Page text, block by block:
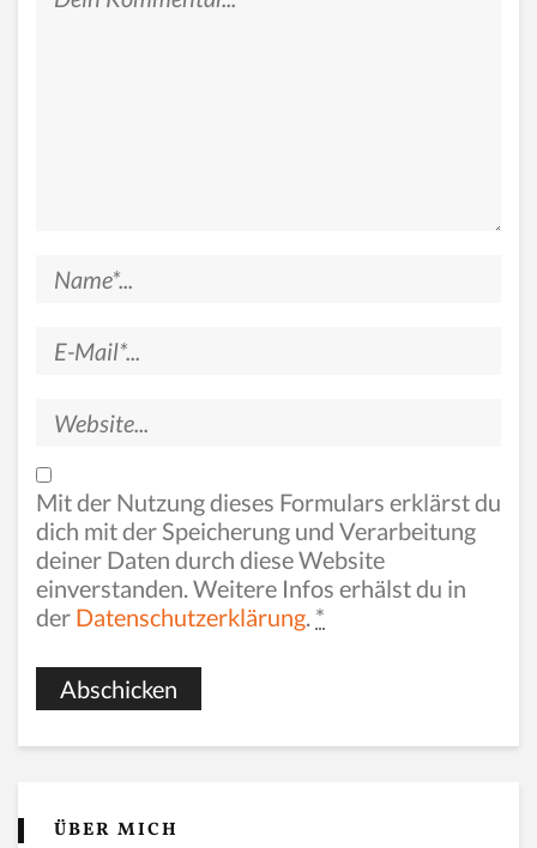
Mit der Nutzung dieses Formulars erklärst du
dich mit der Speicherung und Verarbeitung
deiner Daten durch diese Website
einverstanden. Weitere Infos erhälst du in
der Datenschutzerklärung. *
ÜBER MICH